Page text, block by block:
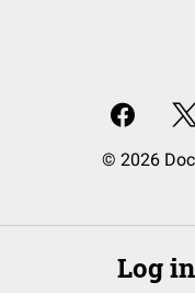
© 2026
Log